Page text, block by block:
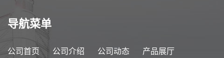
导航菜单
公司首页 公司介绍 公司动态 产品展厅